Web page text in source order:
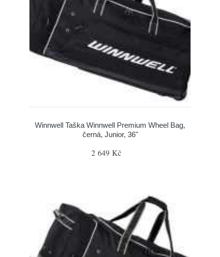
Winnwell Taška Winnwell Premium Wheel Bag,
černá, Junior, 36"
2 649 Kč